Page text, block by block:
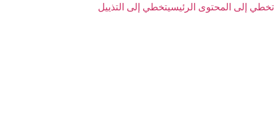
تخطي إلى المحتوى الرئيسيتخطي إلى التذييل